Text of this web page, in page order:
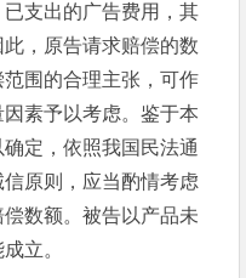
支出的广告费用，其
，原告请求赔偿的数
围的合理主张，可作
素予以考虑。鉴于本
定，依照我国民法通
原则，应当酌情考虑
数额。被告以产品未
立。